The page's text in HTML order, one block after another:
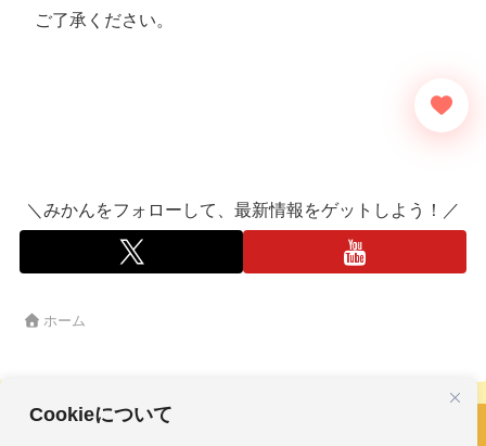
Cookieについて
ご了承ください。
＼みかんをフォローして、最新情報をゲットしよう！／
ホーム